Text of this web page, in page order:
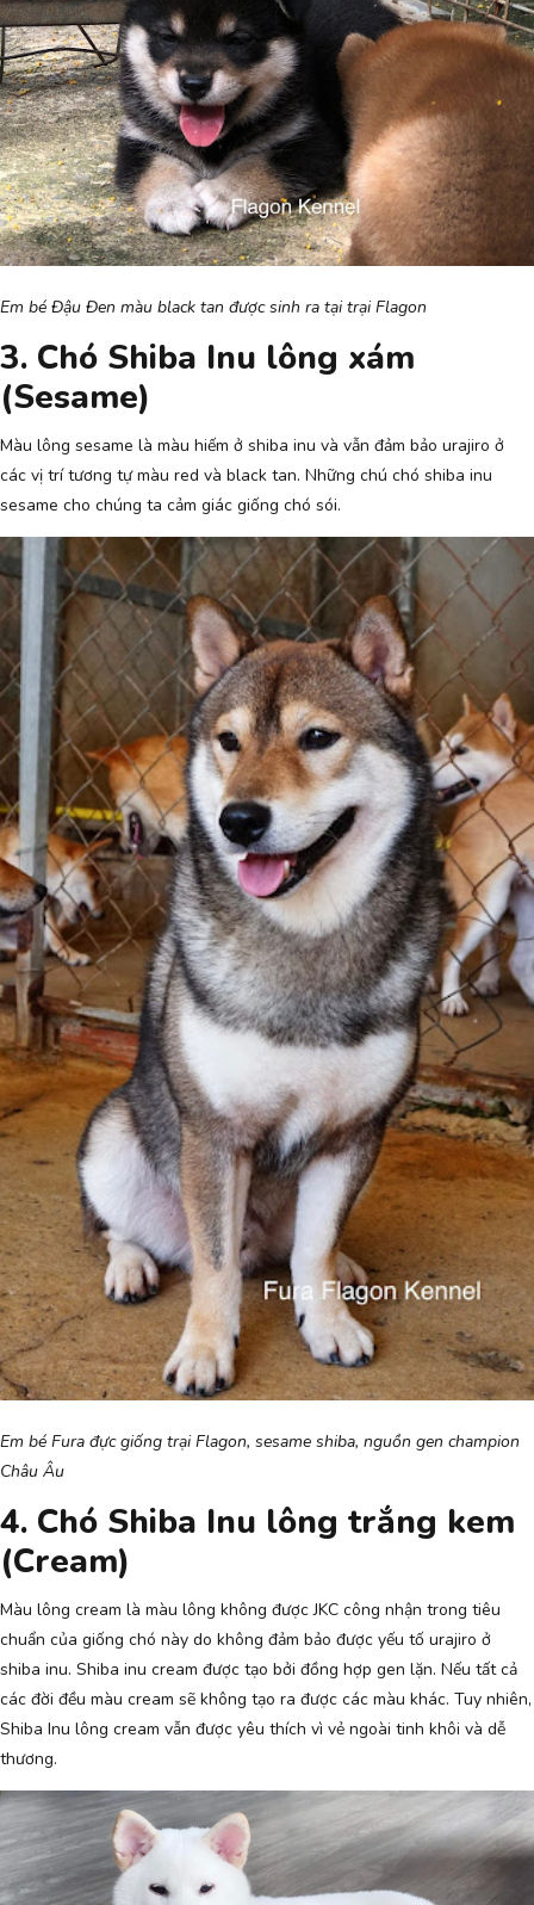
Em bé Đậu Đen màu black tan được sinh ra tại trại Flagon
3. Chó Shiba Inu lông xám
(Sesame)
Màu lông sesame là màu hiếm ở shiba inu và vẫn đảm bảo urajiro ở
các vị trí tương tự màu red và black tan. Những chú chó shiba inu
sesame cho chúng ta cảm giác giống chó sói.
Em bé Fura đực giống trại Flagon, sesame shiba, nguồn gen champion
Châu Âu
4. Chó Shiba Inu lông trắng kem
(Cream)
Màu lông cream là màu lông không được JKC công nhận trong tiêu
chuẩn của giống chó này do không đảm bảo được yếu tố urajiro ở
shiba inu. Shiba inu cream được tạo bởi đồng hợp gen lặn. Nếu tất cả
các đời đều màu cream sẽ không tạo ra được các màu khác. Tuy nhiên,
Shiba Inu lông cream vẫn được yêu thích vì vẻ ngoài tinh khôi và dễ
thương.